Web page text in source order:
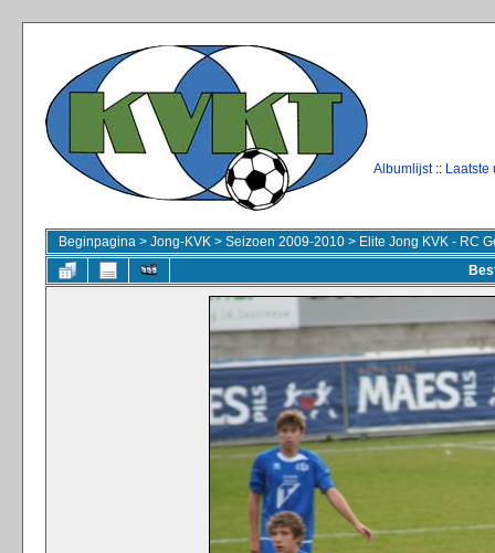
Albumlijst:: Laatste
Beginpagina > Jong-KVK > Seizoen 2009-2010 > Elite Jong KVK - RC